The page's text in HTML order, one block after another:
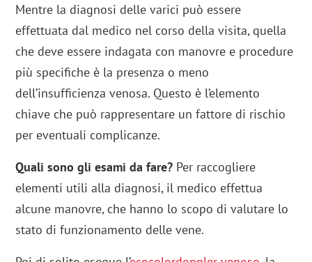
Mentre la diagnosi delle varici può essere
effettuata dal medico nel corso della visita, quella
che deve essere indagata con manovre e procedure
più specifiche è la presenza o meno
dell’insufficienza venosa. Questo è l’elemento
chiave che può rappresentare un fattore di rischio
per eventuali complicanze.
Quali sono gli esami da fare? Per raccogliere
elementi utili alla diagnosi, il medico effettua
alcune manovre, che hanno lo scopo di valutare lo
stato di funzionamento delle vene.